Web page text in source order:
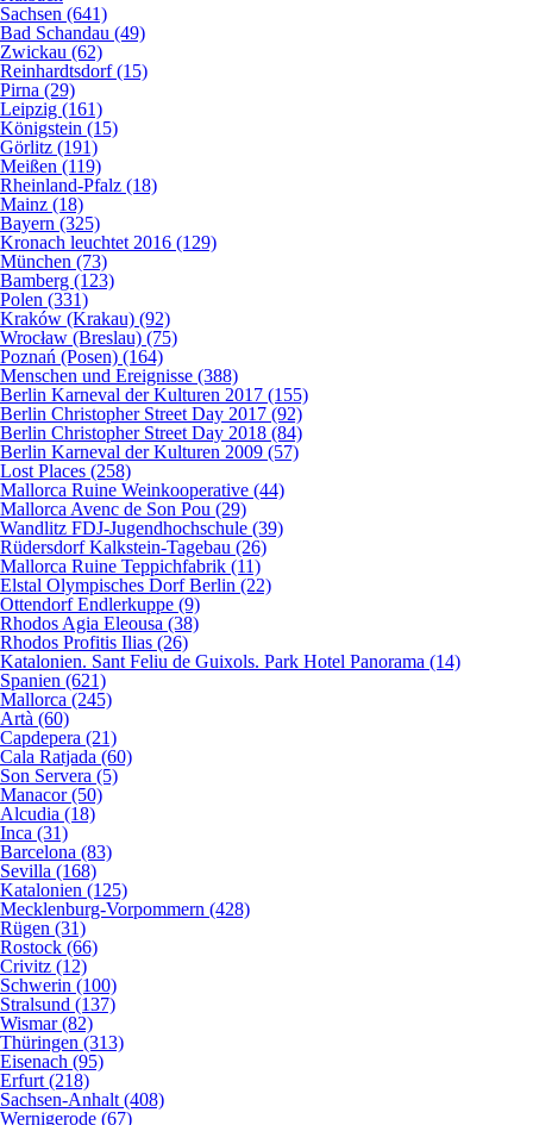
Sachsen (641)
Bad Schandau (49)
Zwickau (62)
Reinhardtsdorf (15)
Pirna (29)
Leipzig (161)
Königstein (15)
Görlitz (191)
Meißen (119)
Rheinland-Pfalz (18)
Mainz (18)
Bayern (325)
Kronach leuchtet 2016 (129)
München (73)
Bamberg (123)
Polen (331)
Kraków (Krakau) (92)
Wrocław (Breslau) (75)
Poznań (Posen) (164)
Menschen und Ereignisse (388)
Berlin Karneval der Kulturen 2017 (155)
Berlin Christopher Street Day 2017 (92)
Berlin Christopher Street Day 2018 (84)
Berlin Karneval der Kulturen 2009 (57)
Lost Places (258)
Mallorca Ruine Weinkooperative (44)
Mallorca Avenc de Son Pou (29)
Wandlitz FDJ-Jugendhochschule (39)
Rüdersdorf Kalkstein-Tagebau (26)
Mallorca Ruine Teppichfabrik (11)
Elstal Olympisches Dorf Berlin (22)
Ottendorf Endlerkuppe (9)
Rhodos Agia Eleousa (38)
Rhodos Profitis Ilias (26)
Katalonien. Sant Feliu de Guixols. Park Hotel Panorama (14)
Spanien (621)
Mallorca (245)
Artà (60)
Capdepera (21)
Cala Ratjada (60)
Son Servera (5)
Manacor (50)
Alcudia (18)
Inca (31)
Barcelona (83)
Sevilla (168)
Katalonien (125)
Mecklenburg-Vorpommern (428)
Rügen (31)
Rostock (66)
Crivitz (12)
Schwerin (100)
Stralsund (137)
Wismar (82)
Thüringen (313)
Eisenach (95)
Erfurt (218)
Sachsen-Anhalt (408)
Wernigerode (67)